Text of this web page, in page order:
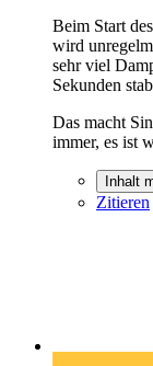
Beim Start
wird
sehr viel
Sekunden
Das macht
immer, es ist
Inhalt
Zitieren